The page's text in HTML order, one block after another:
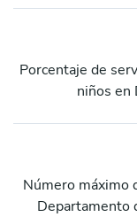
Porcentaje de
niños en
Número máximo
Departamento